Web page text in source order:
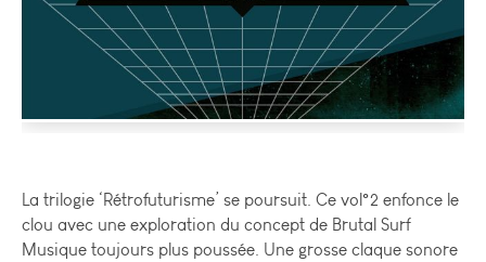
La trilogie ‘Rétrofuturisme’ se poursuit. Ce vol°2 enfonce le
clou avec une exploration du concept de Brutal Surf
Musique toujours plus poussée. Une grosse claque sonore